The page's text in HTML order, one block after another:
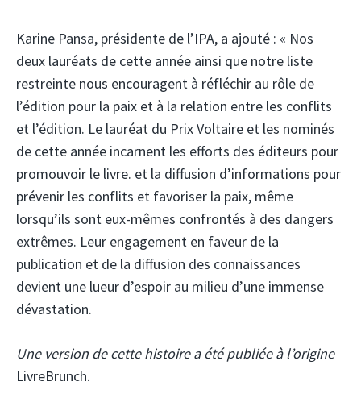
Karine Pansa, présidente de l’IPA, a ajouté : « Nos
deux lauréats de cette année ainsi que notre liste
restreinte nous encouragent à réfléchir au rôle de
l’édition pour la paix et à la relation entre les conflits
et l’édition. Le lauréat du Prix Voltaire et les nominés
de cette année incarnent les efforts des éditeurs pour
promouvoir le livre. et la diffusion d’informations pour
prévenir les conflits et favoriser la paix, même
lorsqu’ils sont eux-mêmes confrontés à des dangers
extrêmes. Leur engagement en faveur de la
publication et de la diffusion des connaissances
devient une lueur d’espoir au milieu d’une immense
dévastation.
Une version de cette histoire a été publiée à l’origine
LivreBrunch.